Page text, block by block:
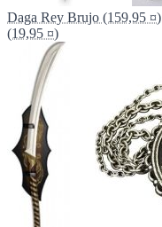
Daga Rey Brujo (159,95 ¤)
(19,95 ¤)